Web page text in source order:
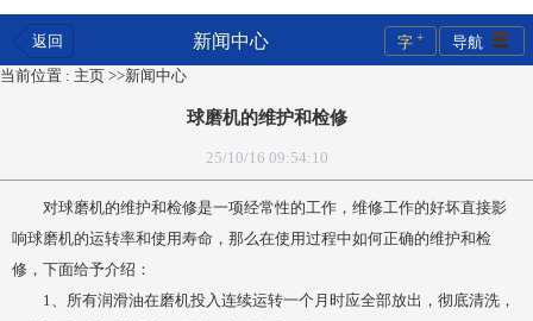
返回 新闻中心 导航
字 +
当前位置 : 主页 >>新闻中心
球磨机的维护和检修
25/10/16 09:54:10
对球磨机的维护和检修是一项经常性的工作，维修工作的好坏直接影
响球磨机的运转率和使用寿命，那么在使用过程中如何正确的维护和检
修，下面给予介绍：
1、所有润滑油在磨机投入连续运转一个月时应全部放出，彻底清洗，